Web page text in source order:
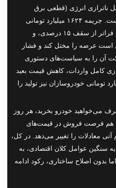
انرژی (قطعی برق
کارخانه‌ها) و سیاست‌های ارزی است. جریمه ۱۶۲۴ میلیارد تومانی
ایران‌خودرو به دلیل گران‌فروشی فراتر از سقف ۱۵ درصدی، و
عرضه را مختل کند و فشار
آن را به سیاست‌های دستوری
کامل واردات، کاهش قیمت بعید
هزار میلیارد تومانی خودروسازان نیز تولید را
می‌خواهید خودرو بخرید، هر روز
فرصت فروش در قیمت‌های
معادلات را تغییر می‌دهد. در کل،
سنگین عوامل کلان اقتصادی، به
اصلاح ساختاری، رکود ادامه